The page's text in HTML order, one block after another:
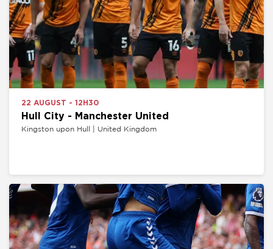
22 AUGUST - 12H30
Hull City - Manchester United
Kingston upon Hull | United Kingdom